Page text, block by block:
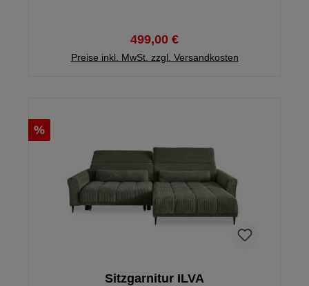
499,00 €
Preise inkl. MwSt. zzgl. Versandkosten
%
Sitzgarnitur ILVA